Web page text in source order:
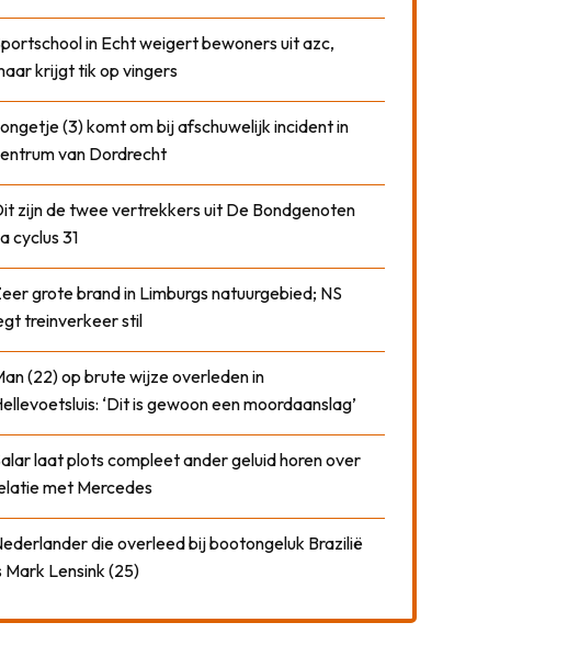
in Echt weigert bewoners uit azc,
krijgt tik op vingers
(3) komt om bij afschuwelijk incident in
van Dordrecht
zijn de twee vertrekkers uit De Bondgenoten
cyclus 31
grote brand in Limburgs natuurgebied; NS
treinverkeer stil
(22) op brute wijze overleden in
‘Dit is gewoon een moordaanslag’
laat plots compleet ander geluid horen over
met Mercedes
die overleed bij bootongeluk Brazilië
Mark Lensink (25)